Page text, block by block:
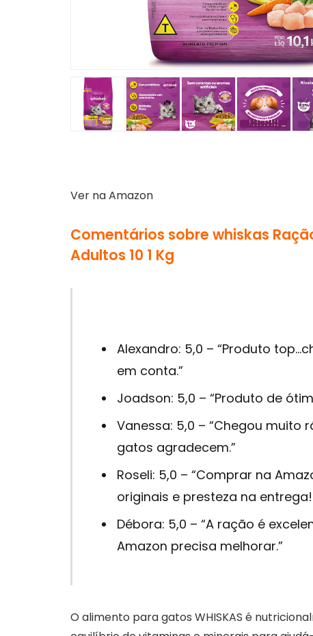
Ver na Amazon
Comentários sobre whiskas
Adultos 10 1 Kg
Alexandro: 5,0 – “Produto
em conta.”
Joadson: 5,0 – “Produto de
Vanessa: 5,0 – “Chegou muito
gatos agradecem.”
Roseli: 5,0 – “Comprar na
originais e presteza na
Débora: 5,0 – “A ração é
Amazon precisa melhorar.”
O alimento para gatos WHISKAS é